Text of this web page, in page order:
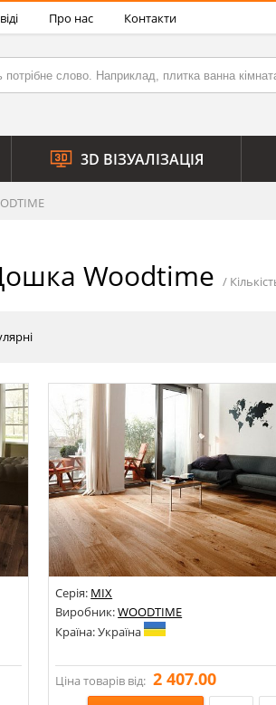
Про нас Контакти
3D ВІЗУАЛІЗАЦІЯ
Woodtime
Серія: MIX
Виробник:WOODTIME
Країна: Україна
Ціна товарів від: 2 407.00